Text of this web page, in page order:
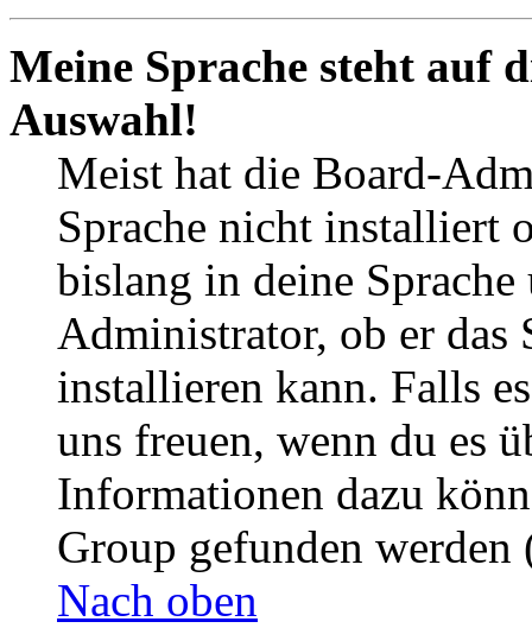
Meine Sprache steht auf
Auswahl!
Meist hat die Board-
Sprache nicht installiert
bislang in deine
Administrator, ob er das
installieren kann. Falls
uns freuen, wenn du es
Informationen dazu
Group gefunden
Nach oben